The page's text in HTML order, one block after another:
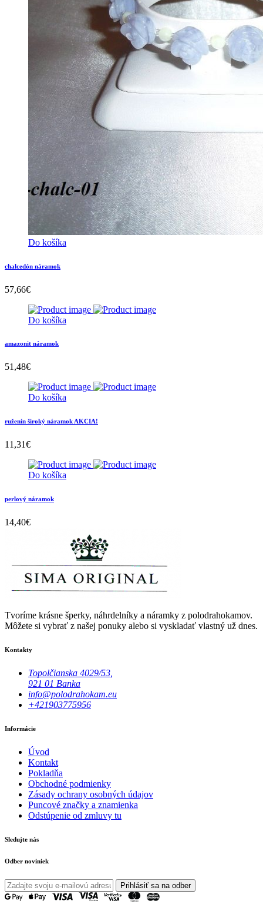
Do košíka
chalcedón náramok
57,66€
Do košíka
amazonit náramok
51,48€
Do košíka
ruženín široký náramok AKCIA!
11,31€
Do košíka
perlový náramok
14,40€
Tvoríme krásne šperky, náhrdelníky a náramky z polodrahokamov.
Môžete si vybrať z našej ponuky alebo si vyskladať vlastný už dnes.
Kontakty
Topolčianska 4029/53,
921 01 Banka
info@polodrahokam.eu
+421903775956
Informácie
Úvod
Kontakt
Pokladňa
Obchodné podmienky
Zásady ochrany osobných údajov
Puncové značky a znamienka
Odstúpenie od zmluvy tu
Sledujte nás
Odber noviniek
Prihlásiť sa na odber